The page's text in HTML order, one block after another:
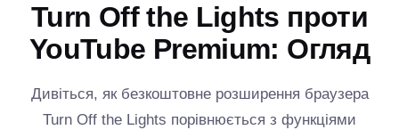
Turn Off the Lights проти
YouTube Premium: Огляд
Дивіться, як безкоштовне розширення браузера
Turn Off the Lights порівнюється з функціями